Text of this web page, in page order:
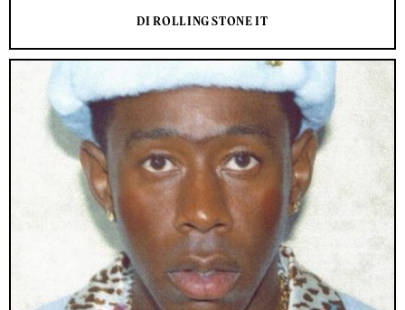
DI ROLLING STONE IT